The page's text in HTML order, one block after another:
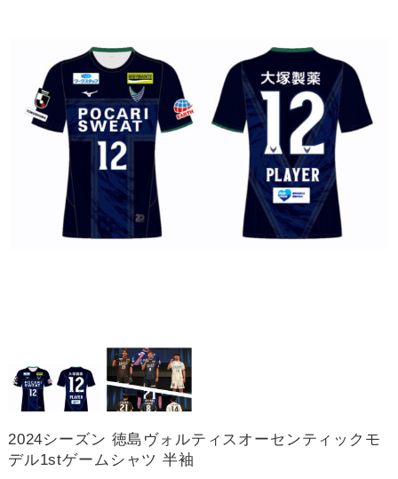
2024シーズン 徳島ヴォルティスオーセンティックモ
デル1stゲームシャツ 半袖